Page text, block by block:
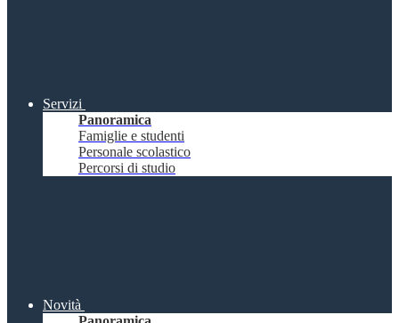
Servizi
Panoramica
Famiglie e studenti
Personale scolastico
Percorsi di studio
Novità